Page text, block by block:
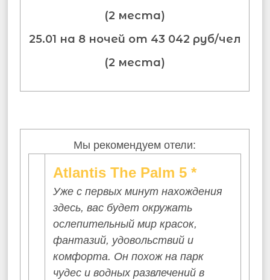
(2 места)
25.01 на 8 ночей от 43 042 руб/чел
(2 места)
Мы рекомендуем отели:
Atlantis The Palm 5 *
Уже с первых минут нахождения
здесь, вас будет окружать
ослепительный мир красок,
фантазий, удовольствий и
комфорта. Он похож на парк
чудес и водных развлечений в